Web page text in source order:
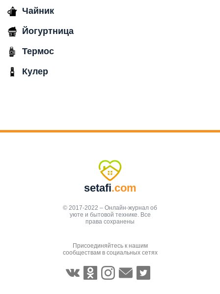
Чайник
Йогуртница
Термос
Кулер
setafi.com
© 2017-2022 – Онлайн-журнал об
уюте и бытовой технике. Все
права сохранены
Присоединяйтесь к нашим
сообществам в социальных сетях